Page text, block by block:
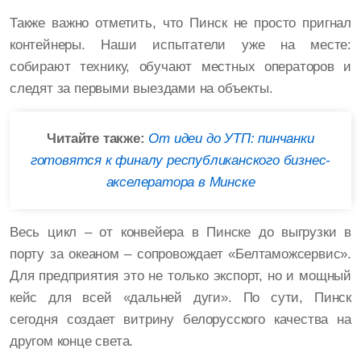
Также важно отметить, что Пинск не просто пригнал
контейнеры. Наши испытатели уже на месте:
собирают технику, обучают местных операторов и
следят за первыми выездами на объекты.
Читайте также: От идеи до УТП: пинчанки
готовятся к финалу республиканского бизнес-
акселератора в Минске
Весь цикл – от конвейера в Пинске до выгрузки в
порту за океаном – сопровождает «Белтаможсервис».
Для предприятия это не только экспорт, но и мощный
кейс для всей «дальней дуги». По сути, Пинск
сегодня создает витрину белорусского качества на
другом конце света.